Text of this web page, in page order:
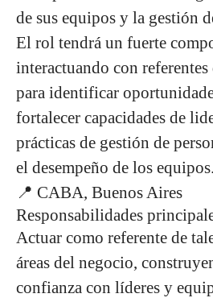
de sus equipos y la gestión
El rol tendrá un fuerte
interactuando con referentes
para identificar
fortalecer capacidades de
prácticas de gestión de
el desempeño de los equipos.
📍 CABA, Buenos Aires
Responsabilidades
Actuar como referente de
áreas del negocio,
confianza con líderes y